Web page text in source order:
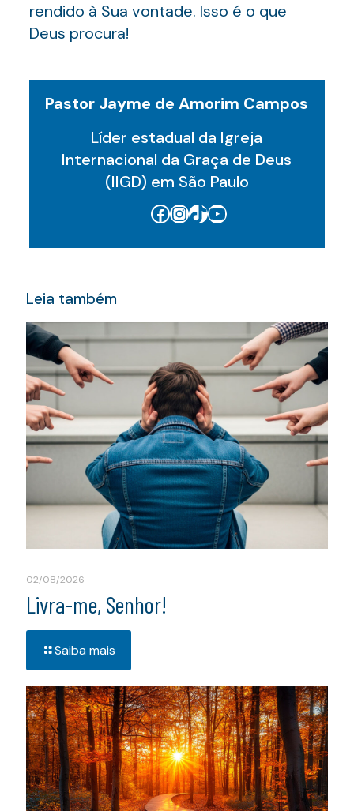
rendido à Sua vontade. Isso é o que
Deus procura!
Pastor Jayme de Amorim Campos
Líder estadual da Igreja
Internacional da Graça de Deus
(IIGD) em São Paulo
Facebook
Instagram
TikTok
Youtube
Leia também
02/08/2026
Livra-me, Senhor!
Saiba mais